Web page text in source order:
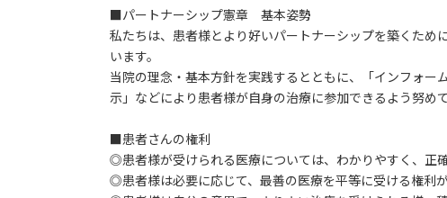
■パートナーシップ憲章 基本姿勢
私たちは、患者様とより好いパートナーシップを築くた
います。
当院の理念・基本方針を実践するとともに、「インフォ
示」などにより患者様が自身の治療に参加できるよう努めて
■患者さんの権利
◎患者様が受けられる医療については、わかりやすく、正
◎患者様は必要に応じて、最善の医療を平等に受ける権利が